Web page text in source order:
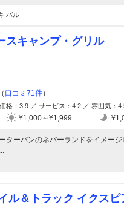
バル
スキャンプ・グリル
（ 口コミ71件）
格：3.9 ／ サービス：4.2 ／ 雰囲気：
¥1,000～¥1,999
ターパンのネバーランドをイメー
ル＆トラック イクスピ